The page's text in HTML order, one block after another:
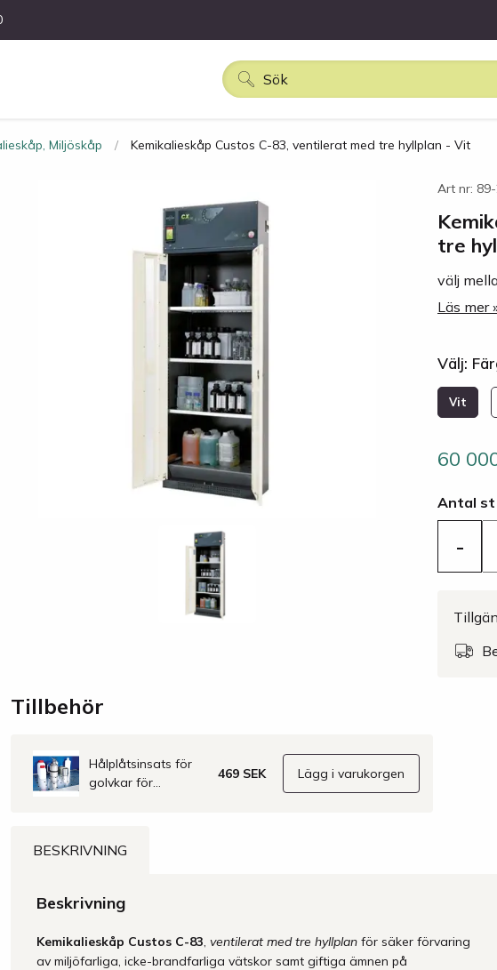
Miljöskåp Kemikalieskåp Custos C-83, ventilerat med tre hyllplan - Vit
Art nr:
tre
välj
Läs mer
Välj:
Vit
60
Antal st
-
Tillbehör
Hålplåtsinsats för
golvkar för
469 SEK Lägg i varukorgen
BESKRIVNING
Beskrivning
Kemikalieskåp Custos C-83, ventilerat med tre hyllplan för säker förvaring
av miljöfarliga, icke-brandfarliga vätskor samt giftiga ämnen på